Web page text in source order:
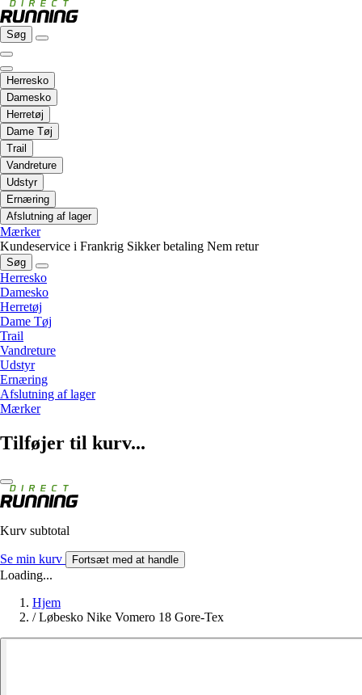
Søg
Herresko
Damesko
Herretøj
Dame Tøj
Trail
Vandreture
Udstyr
Ernæring
Afslutning af lager
Mærker
Kundeservice i Frankrig Sikker betaling Nem retur
Søg
Herresko
Damesko
Herretøj
Dame Tøj
Trail
Vandreture
Udstyr
Ernæring
Afslutning af lager
Mærker
Tilføjer til kurv...
Kurv subtotal
Se min kurv Fortsæt med at handle
Loading...
Hjem
/ Løbesko Nike Vomero 18 Gore-Tex